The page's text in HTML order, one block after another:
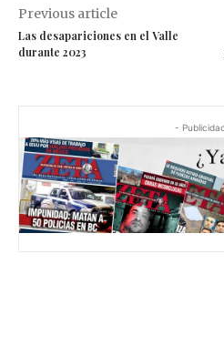
Previous article
Las desapariciones en el Valle
durante 2023
-